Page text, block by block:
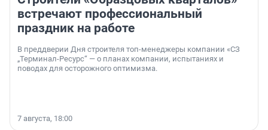
встречают профессиональный
праздник на работе
В преддверии Дня строителя топ-менеджеры компании «СЗ
„Терминал-Ресурс“ — о планах компании, испытаниях и
поводах для осторожного оптимизма.
7 августа, 18:00